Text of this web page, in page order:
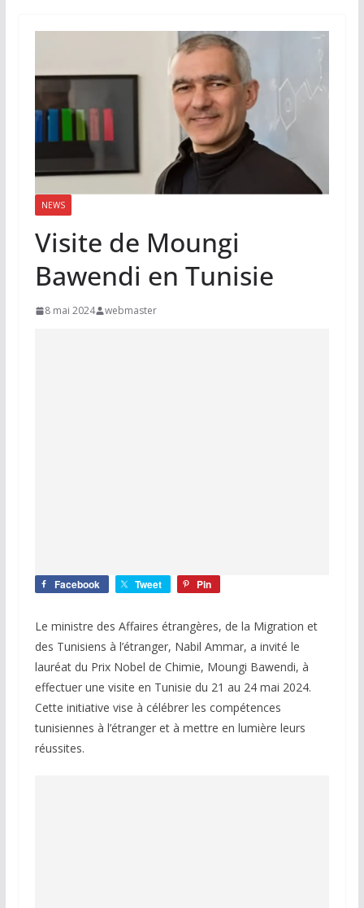
NEWS
Visite de Moungi
Bawendi en Tunisie
8 mai 2024 webmaster
Facebook Tweet Pin
Le ministre des Affaires étrangères, de la Migration et
des Tunisiens à l’étranger, Nabil Ammar, a invité le
lauréat du Prix Nobel de Chimie, Moungi Bawendi, à
effectuer une visite en Tunisie du 21 au 24 mai 2024.
Cette initiative vise à célébrer les compétences
tunisiennes à l’étranger et à mettre en lumière leurs
réussites.